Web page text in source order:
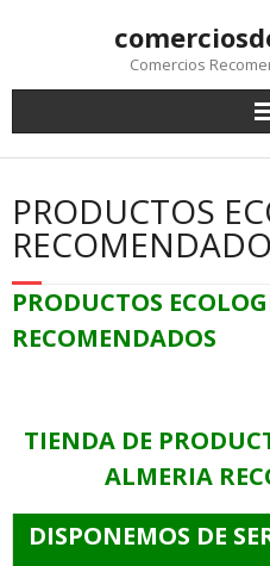
Comercios
PRODUCTOS
PRODUCTOS
RECOMENDADOS
TIENDA DE
ALMERIA
DISPONEMOS DE